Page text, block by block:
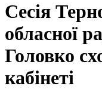
Сесія
обласної
Головко
кабінеті